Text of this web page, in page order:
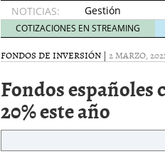
NOTICIAS:
Gestión
pasiva
contra
gestión
España:
el
debate
COTIZACIONES EN STREAMING
FONDOS DE INVERSIÓN | 2 MARZO,
Fondos
20% este año